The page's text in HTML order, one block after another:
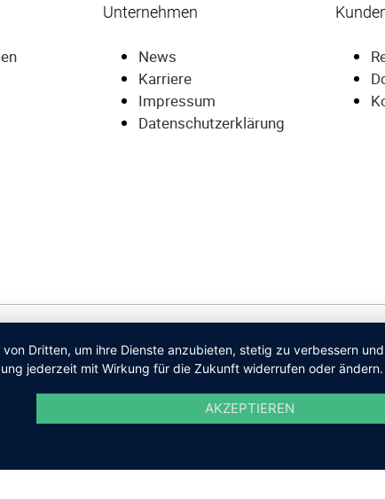
Unternehmen
News
Karriere
Impressum
Datenschutzerklärung
Dritten, um ihre Dienste anzubieten, stetig zu verbessern
jederzeit mit Wirkung für die Zukunft widerrufen oder ändern.
AKZEPTIEREN